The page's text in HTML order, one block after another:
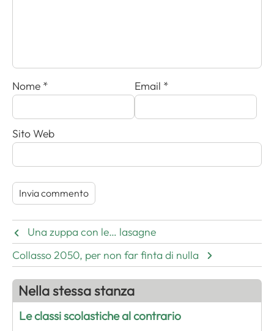
Nome * Email *
Sito Web
Una zuppa con le… lasagne
Collasso 2050, per non far finta di nulla
Nella stessa stanza
Le classi scolastiche al contrario